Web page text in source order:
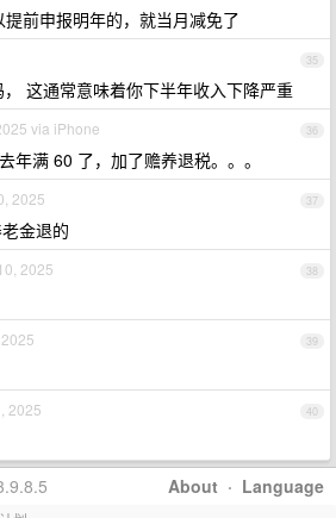
提前申报明年的，就当月减免了
35
这通常意味着你下半年收入下降严重
36
via iPhone
年满 60 了，加了赡养退税。。。
37
2025
金退的
38
2025
39
40
2025
About · Language